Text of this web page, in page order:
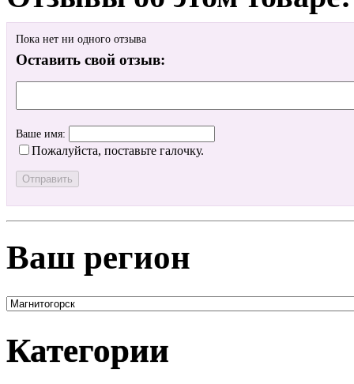
Пока нет ни одного отзыва
Оставить свой отзыв:
Ваше имя:
Пожалуйста, поставьте галочку.
Ваш регион
Категории